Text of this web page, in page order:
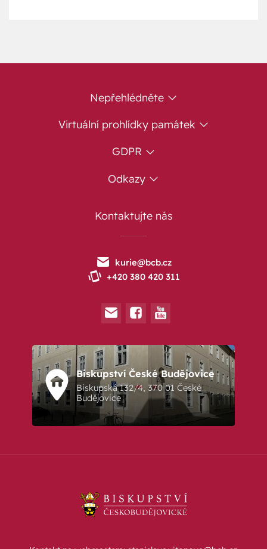
Nepřehlédněte
Virtuální prohlídky památek
GDPR
Odkazy
Kontaktujte nás
kurie@bcb.cz
+420 380 420 311
Biskupství České Budějovice
Biskupská 132/4, 370 01 České
Budějovice